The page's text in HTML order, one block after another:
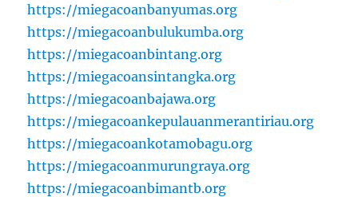
https://miegacoanbanyumas.org
https://miegacoanbulukumba.org
https://miegacoanbintang.org
https://miegacoansintangka.org
https://miegacoanbajawa.org
https://miegacoankepulauanmerantiriau.org
https://miegacoankotamobagu.org
https://miegacoanmurungraya.org
https://miegacoanbimantb.org